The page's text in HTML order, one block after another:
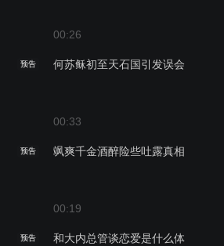
00:26
预告 何苏稣初至天石国引发误会
00:33
预告 飒爽千金酒醉险些吐露真相
00:19
预告
和大内总管谈恋爱是什么体